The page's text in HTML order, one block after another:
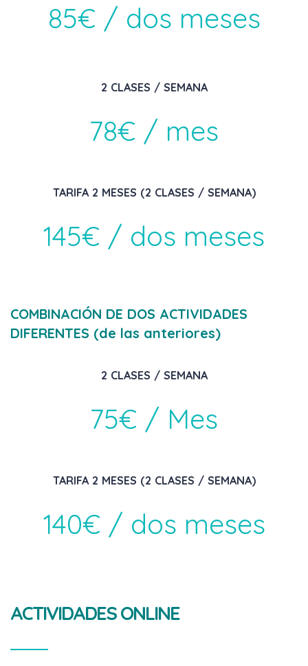
85€ / dos meses
2 CLASES / SEMANA
78€ / mes
TARIFA 2 MESES (2 CLASES / SEMANA)
145€ / dos meses
COMBINACIÓN DE DOS ACTIVIDADES
DIFERENTES (de las anteriores)
2 CLASES / SEMANA
75€ / Mes
TARIFA 2 MESES (2 CLASES / SEMANA)
140€ / dos meses
ACTIVIDADES ONLINE